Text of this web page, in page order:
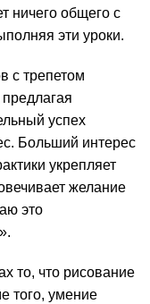
ничего общего с
эти уроки.
с трепетом
успех
Больший интерес
укрепляет
желание
это
то, что рисование
того, умение